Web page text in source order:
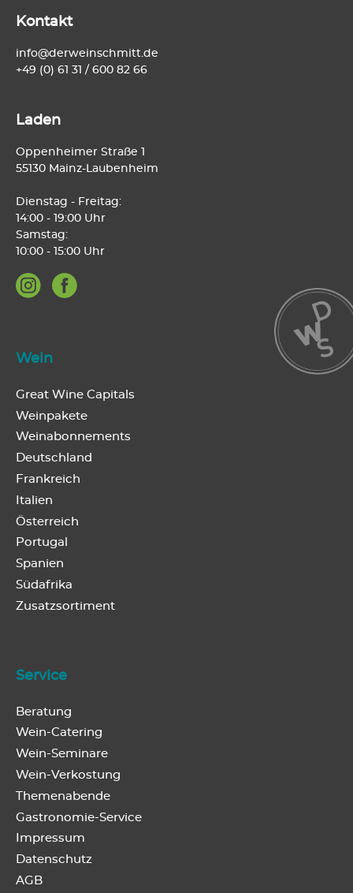
Wein
Great Wine Capitals
Weinpakete
Weinabonnements
Deutschland
Frankreich
Italien
Österreich
Portugal
Spanien
Südafrika
Zusatzsortiment
Service
Beratung
Wein-Catering
Wein-Seminare
Wein-Verkostung
Themenabende
Gastronomie-Service
Impressum
Datenschutz
AGB
Kontakt
info@derweinschmitt.de
+49 (0) 61 31 / 600 82 66
Laden
Oppenheimer Straße 1
55130 Mainz-Laubenheim
Dienstag - Freitag:
14:00 - 19:00 Uhr
Samstag:
10:00 - 15:00 Uhr